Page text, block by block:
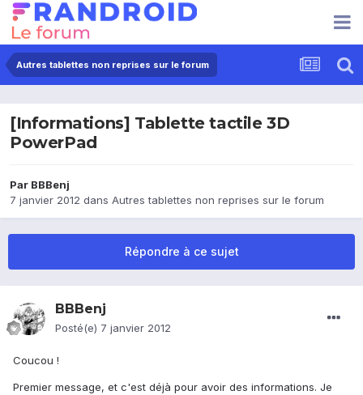
Autres tablettes non reprises sur le forum
[Informations] Tablette tactile 3D
PowerPad
Par BBBenj
7 janvier 2012 dans Autres tablettes non reprises sur le forum
Répondre à ce sujet
BBBenj
Posté(e) 7 janvier 2012
Coucou !
Premier message, et c'est déjà pour avoir des informations. Je